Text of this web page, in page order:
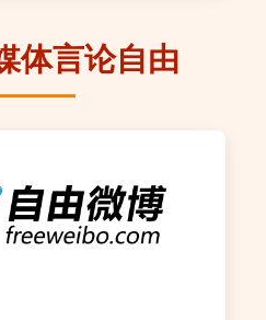
体言论自由